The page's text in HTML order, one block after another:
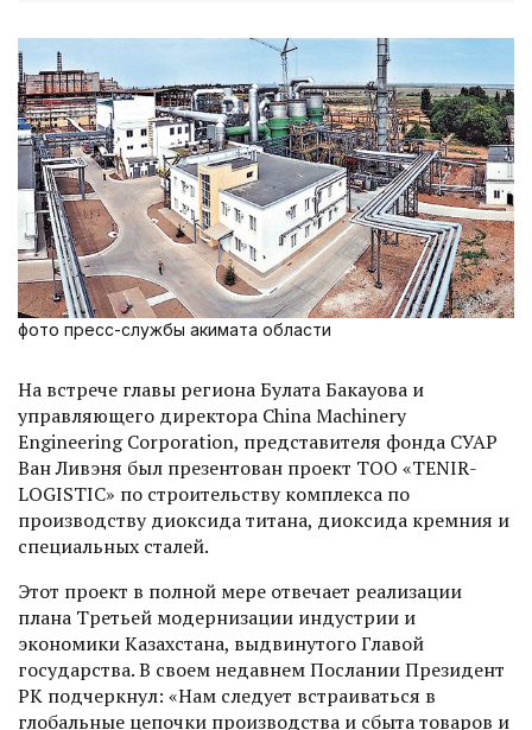
фото пресс-службы акимата области
На встрече главы региона Булата Бакауова и
управляющего директора China Machinery
Engineering Corporation, представителя фонда СУАР
Ван Ливэня был презентован проект ТОО «TENIR-
LOGISTIC» по строительству комплекса по
производству диоксида титана, диоксида кремния и
специальных сталей.
Этот проект в полной мере отвечает реализации
плана Третьей модернизации индустрии и
экономики Казахстана, выдвинутого Главой
государства. В своем недавнем Послании Президент
РК подчерк­нул: «Нам следует встраиваться в
глобальные цепочки производства и сбыта товаров и